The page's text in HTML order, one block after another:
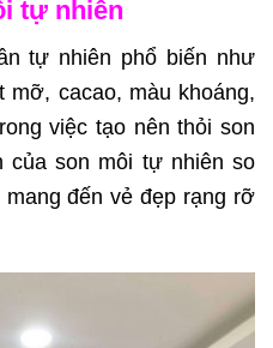
tự nhiên
tự nhiên phổ biến như
cacao, màu khoáng,
việc tạo nên thỏi son
của son môi tự nhiên so
đến vẻ đẹp rạng rỡ